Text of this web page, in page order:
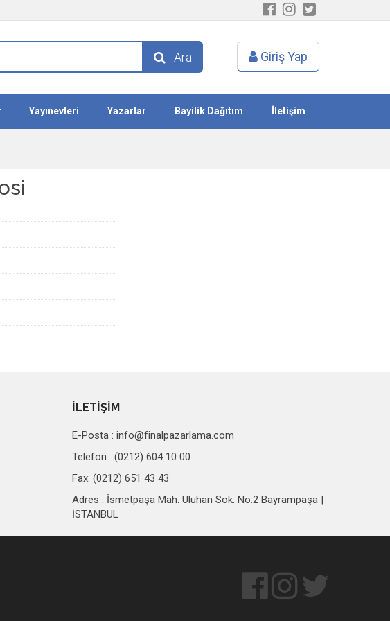
Ara Giriş Yap
Yayınevleri Yazarlar Bayilik Dağıtım İletişim
İLETİŞİM
E-Posta :info@finalpazarlama.com
Telefon : (0212) 604 10 00
Fax: (0212) 651 43 43
Adres : İsmetpaşa Mah. Uluhan Sok. No:2 Bayrampaşa |
İSTANBUL